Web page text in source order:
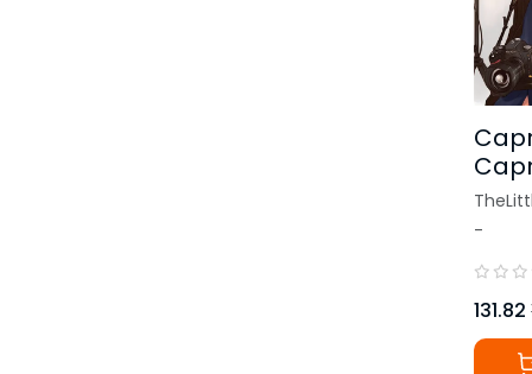
รักร้า
-
131.82